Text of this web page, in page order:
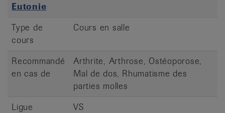
Eutonie
Type de
cours
Cours en salle
Recommandé
en cas de
Arthrite, Arthrose, Ostéoporose,
Mal de dos, Rhumatisme des
parties molles
Ligue
VS